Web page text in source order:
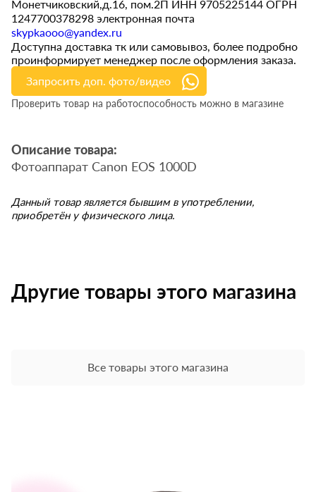
Монетчиковский,д.16, пом.2П ИНН 9705225144 ОГРН
1247700378298 электронная почта
skypkaooo@yandex.ru
Доступна доставка тк или самовывоз, более подробно
проинформирует менеджер после оформления заказа.
Запросить доп. фото/видео
Проверить товар на работоспособность можно в магазине
Описание товара:
Фотоаппарат Canon EOS 1000D
Данный товар является бывшим в употреблении,
приобретён у физического лица.
Другие товары этого магазина
Все товары этого магазина